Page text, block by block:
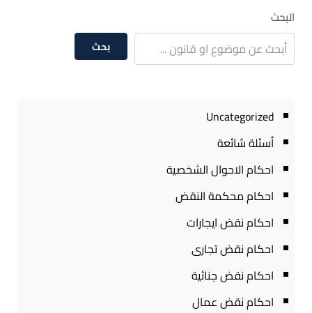
البحث
بحث
Uncategorized
أسئلة شائعة
احكام الاحوال الشخصية
احكام محكمة النقض
احكام نقض ايجارات
احكام نقض تجارى
احكام نقض جنائية
احكام نقض عمال